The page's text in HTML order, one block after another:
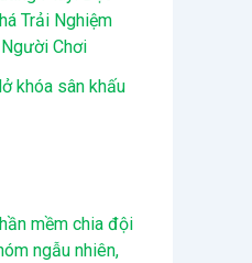
Trải Nghiệm
Chơi
khóa sân khấu
mềm chia đội
ngẫu nhiên,